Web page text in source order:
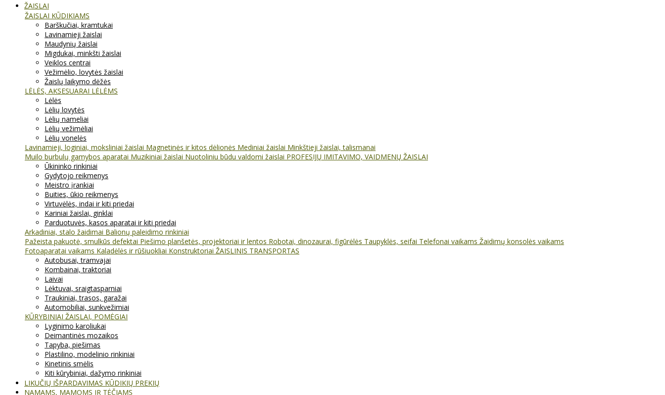
ŽAISLAI
ŽAISLAI KŪDIKIAMS
Barškučiai, kramtukai
Lavinamieji žaislai
Maudynių žaislai
Migdukai, minkšti žaislai
Veiklos centrai
Vežimėlio, lovytės žaislai
Žaislų laikymo dėžės
LĖLĖS, AKSESUARAI LĖLĖMS
Lėlės
Lėlių lovytės
Lėlių nameliai
Lėlių vežimėliai
Lėlių vonelės
Lavinamieji, loginiai, moksliniai žaislai Magnetinės ir kitos dėlionės Mediniai žaislai Minkštieji žaislai, talismanai
Muilo burbulų gamybos aparatai Muzikiniai žaislai Nuotoliniu būdu valdomi žaislai PROFESIJŲ IMITAVIMO, VAIDMENŲ ŽAISLAI
Ūkininko rinkiniai
Gydytojo reikmenys
Meistro įrankiai
Buities, ūkio reikmenys
Virtuvėlės, indai ir kiti priedai
Kariniai žaislai, ginklai
Parduotuvės, kasos aparatai ir kiti priedai
Arkadiniai, stalo žaidimai Balionų paleidimo rinkiniai
Pažeista pakuotė, smulkūs defektai Piešimo planšetės, projektoriai ir lentos Robotai, dinozaurai, figūrėlės Taupyklės, seifai Telefonai vaikams Žaidimų konsolės vaikams
Fotoaparatai vaikams Kaladėlės ir rūšiuokliai Konstruktoriai ŽAISLINIS TRANSPORTAS
Autobusai, tramvajai
Kombainai, traktoriai
Laivai
Lėktuvai, sraigtasparniai
Traukiniai, trasos, garažai
Automobiliai, sunkvežimiai
KŪRYBINIAI ŽAISLAI, POMĖGIAI
Lyginimo karoliukai
Deimantinės mozaikos
Tapyba, piešimas
Plastilino, modelinio rinkiniai
Kinetinis smėlis
Kiti kūrybiniai, dažymo rinkiniai
LIKUČIŲ IŠPARDAVIMAS KŪDIKIŲ PREKIŲ
NAMAMS, MAMOMS IR TĖČIAMS